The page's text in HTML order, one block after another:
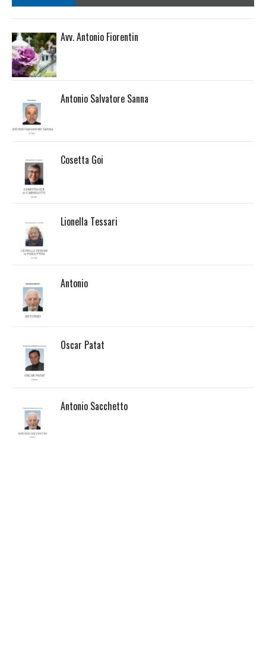
Avv. Antonio Fiorentin
Antonio Salvatore Sanna
Cosetta Goi
Lionella Tessari
Antonio
Oscar Patat
Antonio Sacchetto